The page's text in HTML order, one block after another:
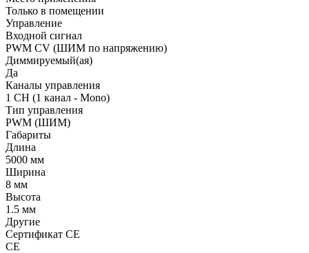
Только в помещении
Управление
Входной сигнал
PWM СV (ШИМ по напряжению)
Диммируемый(ая)
Да
Каналы управления
1 CH (1 канал - Mono)
Тип управления
PWM (ШИМ)
Габариты
Длина
5000 мм
Ширина
8 мм
Высота
1.5 мм
Другие
Сертификат CE
CE